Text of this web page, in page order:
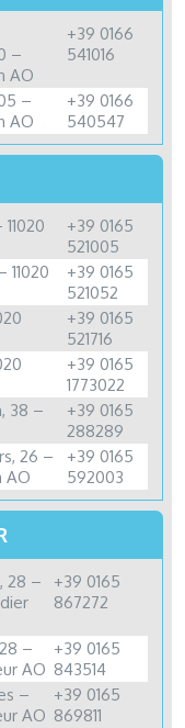
–
AO
+39 0166
541016
–
AO
+39 0166
540547
+39 0165
521005
11020
+39 0165
521052
+39 0165
521716
+39 0165
1773022
38 –
+39 0165
288289
26 –
AO
+39 0165
592003
28 –
+39 0165
867272
–
AO
+39 0165
843514
–
AO
+39 0165
869811